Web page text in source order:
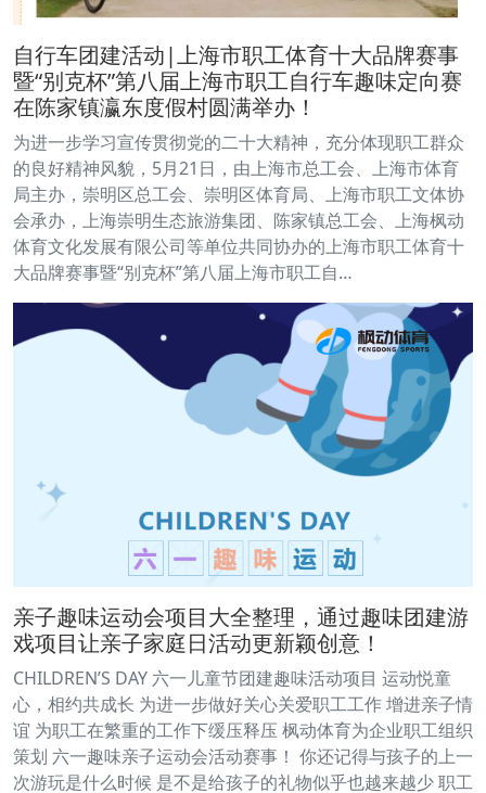
自行车团建活动|上海市职工体育十大品牌赛事
暨“别克杯”第八届上海市职工自行车趣味定向赛
在陈家镇瀛东度假村圆满举办！
为进一步学习宣传贯彻党的二十大精神，充分体现职工群众
的良好精神风貌，5月21日，由上海市总工会、上海市体育
局主办，崇明区总工会、崇明区体育局、上海市职工文体协
会承办，上海崇明生态旅游集团、陈家镇总工会、上海枫动
体育文化发展有限公司等单位共同协办的上海市职工体育十
大品牌赛事暨“别克杯”第八届上海市职工自…
亲子趣味运动会项目大全整理，通过趣味团建游
戏项目让亲子家庭日活动更新颖创意！
CHILDREN’S DAY 六一儿童节团建趣味活动项目 运动悦童
心，相约共成长 为进一步做好关心关爱职工工作 增进亲子情
谊 为职工在繁重的工作下缓压释压 枫动体育为企业职工组织
策划 六一趣味亲子运动会活动赛事！ 你还记得与孩子的上一
次游玩是什么时候 是不是给孩子的礼物似乎也越来越少 职工